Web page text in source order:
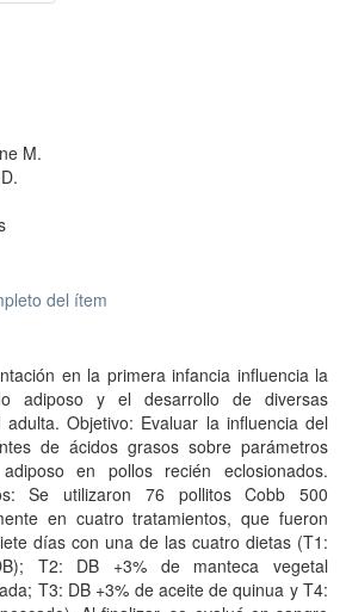
M.
del ítem
en la primera infancia influencia la
adiposo y el desarrollo de diversas
Objetivo: Evaluar la influencia del
de ácidos grasos sobre parámetros
en pollos recién eclosionados.
Se utilizaron 76 pollitos Cobb 500
en cuatro tratamientos, que fueron
días con una de las cuatro dietas (T1:
T2: DB +3% de manteca vegetal
T3: DB +3% de aceite de quinua y T4: